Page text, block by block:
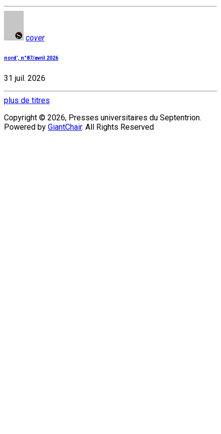
cover
nord', n°87/avril 2026
31 juil. 2026
plus de titres
Copyright © 2026, Presses universitaires du Septentrion.
Powered by GiantChair. All Rights Reserved